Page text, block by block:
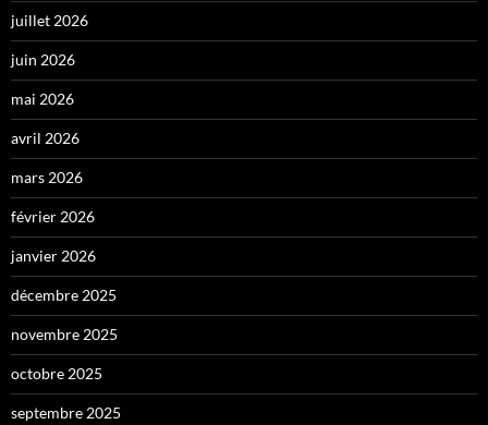
juillet 2026
juin 2026
mai 2026
avril 2026
mars 2026
février 2026
janvier 2026
décembre 2025
novembre 2025
octobre 2025
septembre 2025